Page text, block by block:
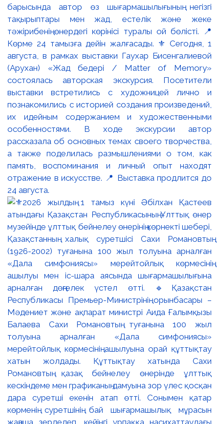
барысында автор өз шығармашылығының негізгі
тақырыптары мен жад, естелік және жеке
тәжірибенің өнердегі көрінісі туралы ой бөлісті. 📍
Көрме 24 тамызға дейін жалғасады. ⚜️ Сегодня, 1
августа, в рамках выставки Гаухар Бисенгалиевой
(Арухан) «Жад бедері / Matter of Memory»
состоялась авторская экскурсия. Посетители
выставки встретились с художницей лично и
познакомились с историей создания произведений,
их идейным содержанием и художественными
особенностями. В ходе экскурсии автор
рассказала об основных темах своего творчества,
а также поделилась размышлениями о том, как
память, воспоминания и личный опыт находят
отражение в искусстве. 📍 Выставка продлится до
24 августа.